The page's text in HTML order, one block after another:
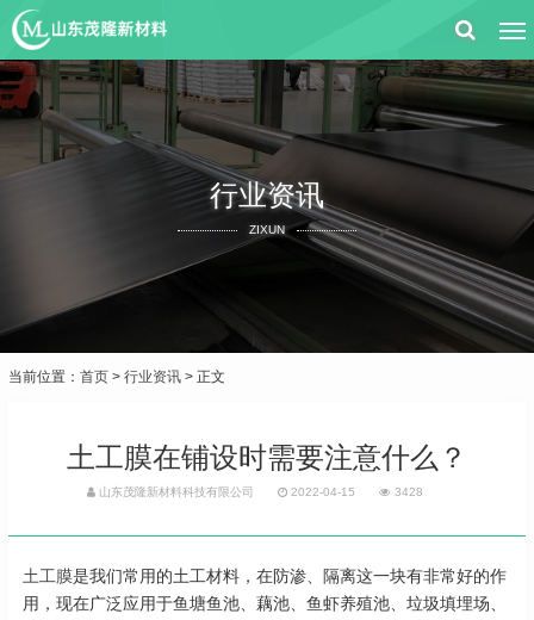
行业资讯
ZIXUN
当前位置： 首页 > 行业资讯 > 正文
土工膜在铺设时需要注意什么？
山东茂隆新材料科技有限公司 2022-04-15 3428
土工膜是我们常用的土工材料，在防渗、隔离这一块有非常好的作
用，现在广泛应用于鱼塘鱼池、藕池、鱼虾养殖池、垃圾填埋场、